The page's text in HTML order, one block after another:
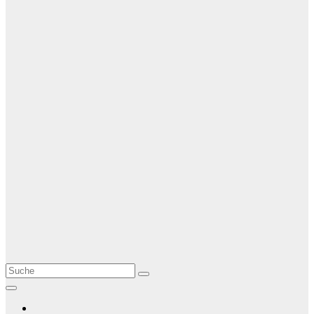
Le Matin
AGENCE DE PRESSE